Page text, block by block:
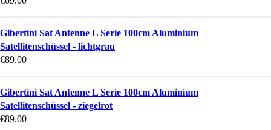
Gibertini Sat Antenne L Serie 100cm Aluminium
Satellitenschüssel - lichtgrau
€89.00
Gibertini Sat Antenne L Serie 100cm Aluminium
Satellitenschüssel - ziegelrot
€89.00